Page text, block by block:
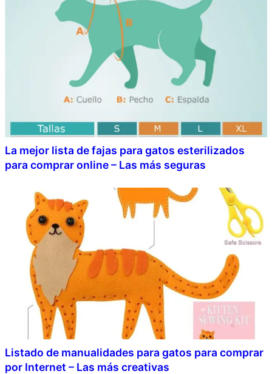
La mejor lista de fajas para gatos esterilizados
para comprar online – Las más seguras
Listado de manualidades para gatos para comprar
por Internet – Las más creativas